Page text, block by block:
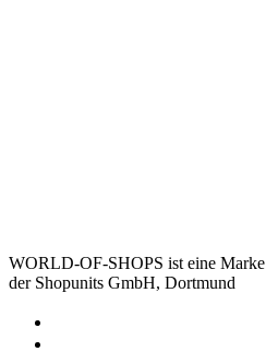
WORLD-OF-SHOPS ist eine Marke
der Shopunits GmbH, Dortmund